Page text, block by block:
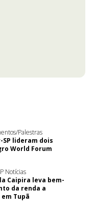
Palestras
SP lideram dois
World Forum
Notícias
Caipira leva bem-
da renda a
Tupã